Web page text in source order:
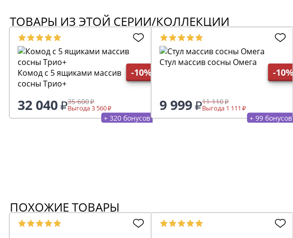
ТОВАРЫ ИЗ ЭТОЙ СЕРИИ/КОЛЛЕКЦИИ
-10%
Комод с 5 ящиками массив
сосны Трио+
32 040 35 600
Выгода 3 560
+ 320 бонусов
-10%
Стул массив сосны Омега
9 999 11 110
Выгода 1 111
+ 99 бонусов
ПОХОЖИЕ ТОВАРЫ